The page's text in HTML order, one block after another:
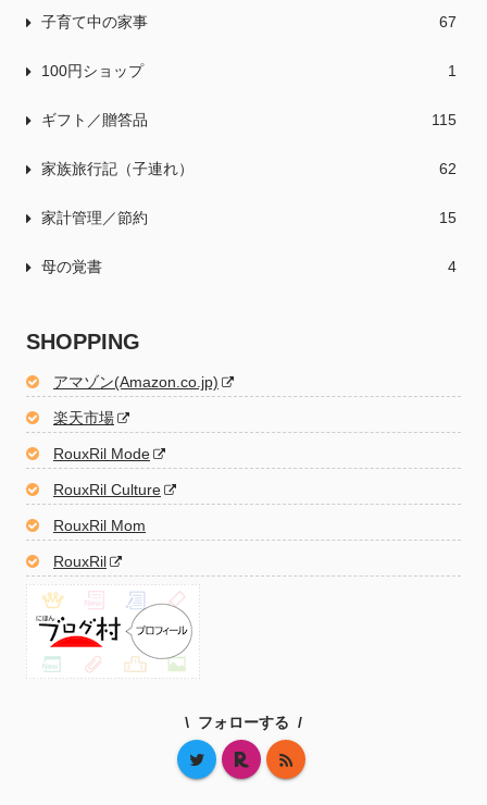
子育て中の家事 67
100円ショップ 1
ギフト／贈答品 115
家族旅行記（子連れ） 62
家計管理／節約 15
母の覚書 4
SHOPPING
アマゾン(Amazon.co.jp)
楽天市場
RouxRil Mode
RouxRil Culture
RouxRil Mom
RouxRil
フォローする